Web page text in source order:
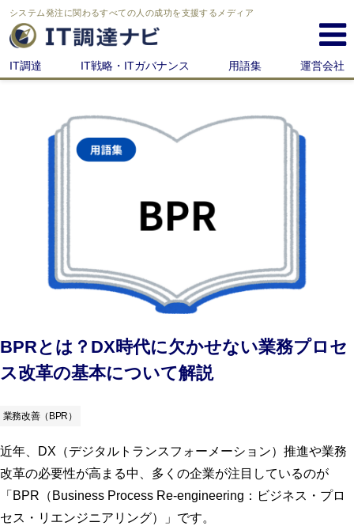
システム発注に関わるすべての人の成功を支援するメディア
IT調達 IT戦略・ITガバナンス 用語集 運営会社
BPRとは？DX時代に欠かせない業務プロセ
ス改革の基本について解説
業務改善（BPR）
近年、DX（デジタルトランスフォーメーション）推進や業務
改革の必要性が高まる中、多くの企業が注目しているのが
「BPR（Business Process Re-engineering：ビジネス・プロ
セス・リエンジニアリング）」です。